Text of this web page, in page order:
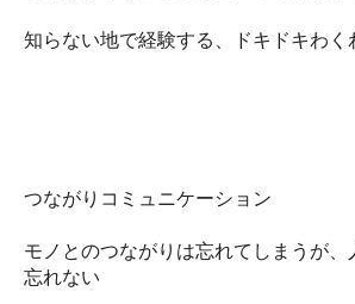
知らない地で経験する、ドキドキわく
つながりコミュニケーション
モノとのつながりは忘れてしまうが、
忘れない